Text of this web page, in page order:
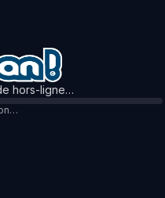
hors-ligne…